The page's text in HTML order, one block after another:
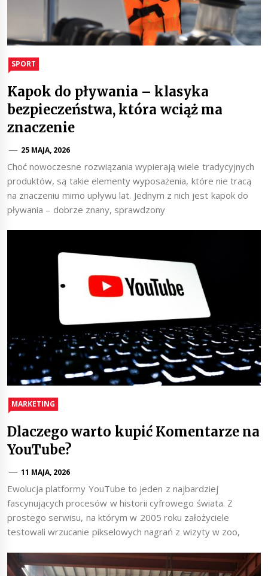
SPORT
Kapok do pływania – klasyka
bezpieczeństwa, która wciąż ma
znaczenie
25 MAJA, 2026
Choć nowoczesne rozwiązania wypierają wiele tradycyjnych
produktów, są takie elementy wyposażenia, które nie tracą
na znaczeniu mimo upływu lat. Jednym z nich jest kapok do
pływania – dobrze znany, sprawdzony
MARKETING
Dlaczego warto kupić Komentarze na
YouTube?
11 MAJA, 2026
Ewolucja platformy YouTube to jeden z najbardziej
fascynujących procesów w historii cyfrowego świata. Z
prostego serwisu, na którym w 2005 roku założyciele
testowali wrzucanie pikselowych nagrań z wizyty w zoo,